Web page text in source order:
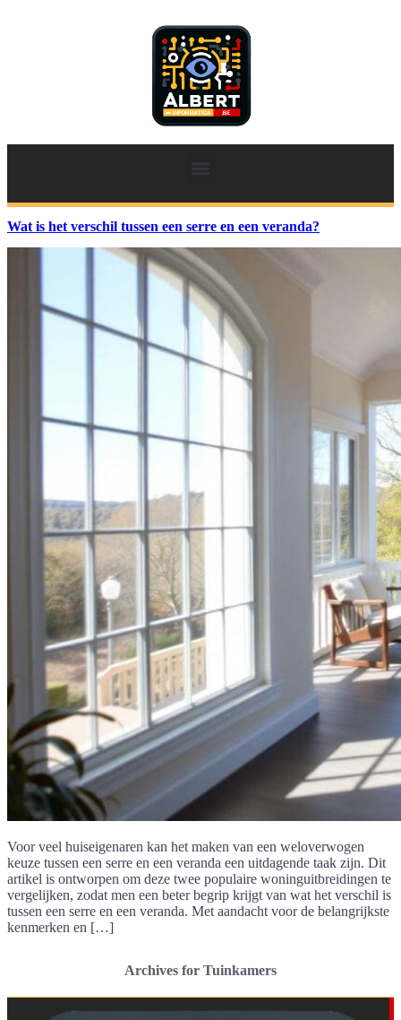
Wat is het verschil tussen een serre en een veranda?
Voor veel huiseigenaren kan het maken van een weloverwogen
keuze tussen een serre en een veranda een uitdagende taak zijn. Dit
artikel is ontworpen om deze twee populaire woninguitbreidingen te
vergelijken, zodat men een beter begrip krijgt van wat het verschil is
tussen een serre en een veranda. Met aandacht voor de belangrijkste
kenmerken en […]
Archives for Tuinkamers